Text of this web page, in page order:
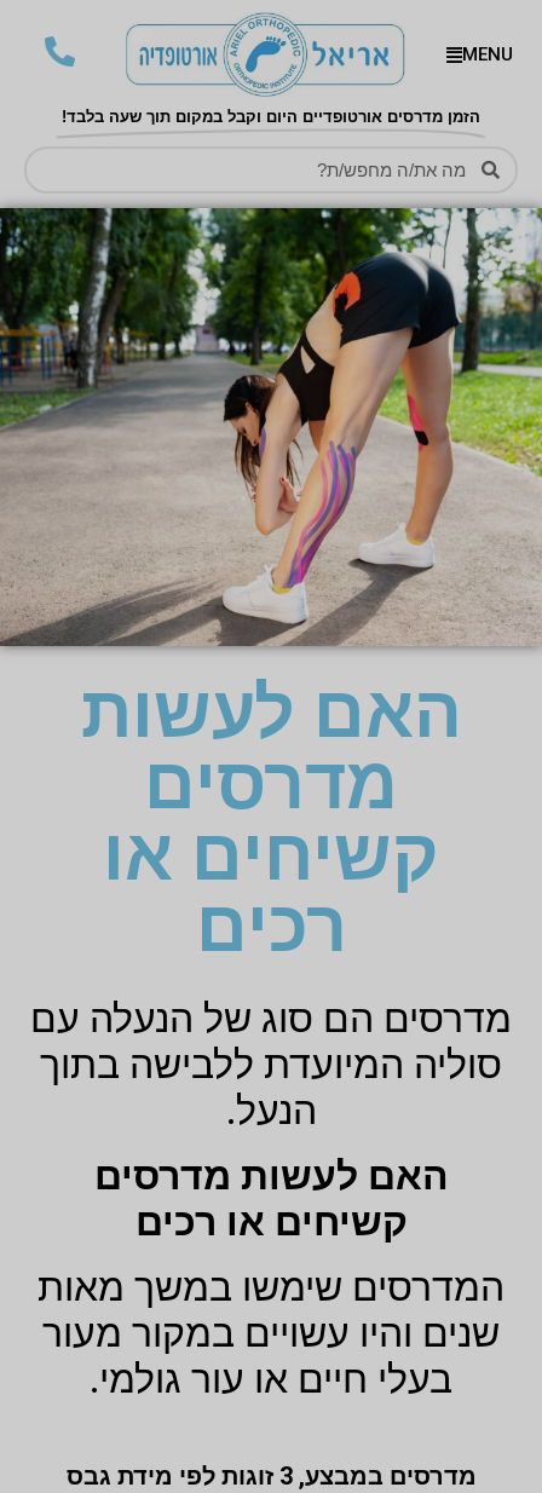
MENU
הזמן מדרסים אורטופדיים היום וקבל במקום תוך שעה בלבד!
האם לעשות
מדרסים
קשיחים או
רכים
מדרסים הם סוג של הנעלה עם
סוליה המיועדת ללבישה בתוך
הנעל.
האם לעשות מדרסים
קשיחים או רכים
המדרסים שימשו במשך מאות
שנים והיו עשויים במקור מעור
בעלי חיים או עור גולמי.
מדרסים במבצע,
3 זוגות לפי מידת גבס